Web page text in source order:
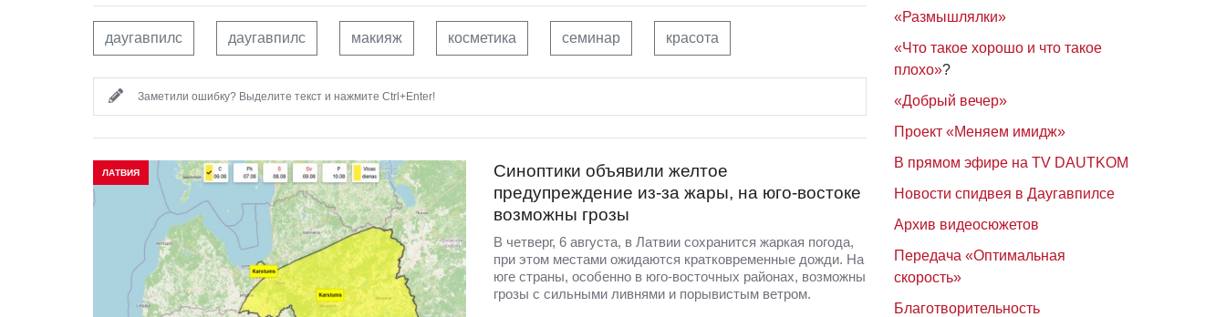
даугавпилс даугавпилс макияж косметика семинар красота
Заметили ошибку? Выделите текст и нажмите Ctrl+Enter!
ЛАТВИЯ
Синоптики объявили желтое
предупреждение из-за жары, на юго-востоке
возможны грозы
В четверг, 6 августа, в Латвии сохранится жаркая погода,
при этом местами ожидаются кратковременные дожди. На
юге страны, особенно в юго-восточных районах, возможны
грозы с сильными ливнями и порывистым ветром.
«Размышлялки»
«Что такое хорошо и что такое
плохо»?
«Добрый вечер»
Проект «Меняем имидж»
В прямом эфире на TV DAUTKOM
Новости спидвея в Даугавпилсе
Архив видеосюжетов
Передача «Оптимальная
скорость»
Благотворительность